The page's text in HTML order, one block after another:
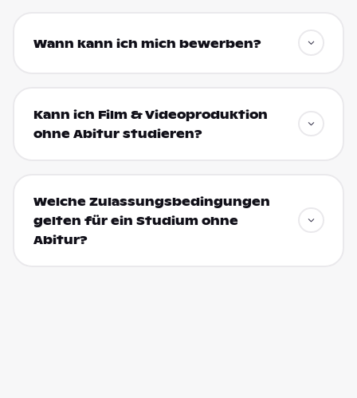
Wann kann ich mich bewerben?
Kann ich Film & Videoproduktion
ohne Abitur studieren?
Welche Zulassungsbedingungen
gelten für ein Studium ohne
Abitur?